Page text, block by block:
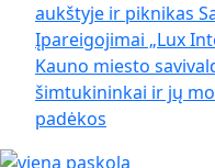
aukštyje ir piknikas
Įpareigojimai „Lux
Kauno miesto
šimtukininkai ir jų
padėkos